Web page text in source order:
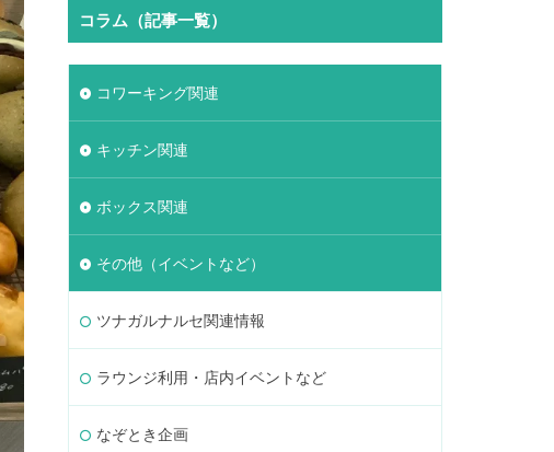
コラム（記事一覧）
コワーキング関連
キッチン関連
ボックス関連
その他（イベントなど）
ツナガルナルセ関連情報
ラウンジ利用・店内イベントなど
なぞとき企画